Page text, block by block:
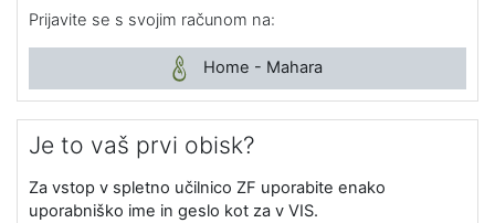
Prijavite se s svojim računom na:
Home - Mahara
Je to vaš prvi obisk?
Za vstop v spletno učilnico ZF uporabite enako
uporabniško ime in geslo kot za v VIS.